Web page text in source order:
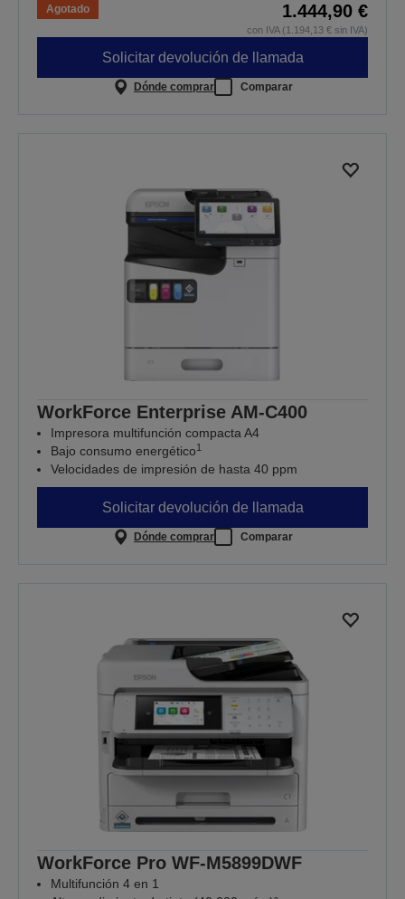
Agotado 1.444,90 €
con IVA (1.194,13 € sin IVA)
Solicitar devolución de llamada
Dónde comprar Comparar
WorkForce Enterprise​ AM-C400
Impresora multifunción compacta A4
Bajo consumo energético1
Velocidades de impresión de hasta 40 ppm
Solicitar devolución de llamada
Dónde comprar Comparar
WorkForce Pro WF-M5899DWF
Multifunción 4 en 1